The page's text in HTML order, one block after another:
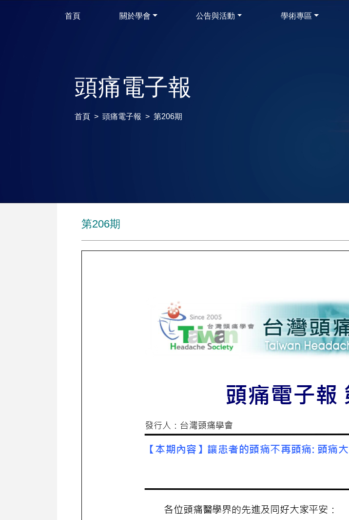
首頁 關於學會 公告與活動 學術專區
頭痛電子報
首頁 頭痛電子報 第206期
第206期